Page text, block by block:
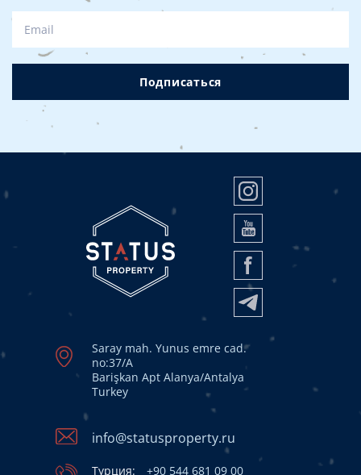
Подписаться
Saray mah. Yunus emre cad.
no:37/A
Barişkan Apt Alanya/Antalya
Turkey
info@statusproperty.ru
Турция: +90 544 681 09 00